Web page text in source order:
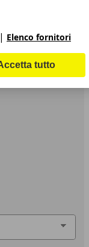
| Elenco fornitori
tutto